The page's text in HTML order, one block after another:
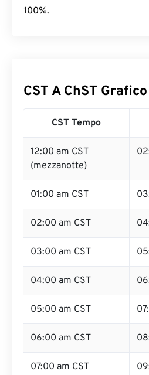
100%.
CST A ChST Grafico
CST Tempo
12:00 am CST
(mezzanotte)
01:00 am CST
02:00 am CST
03:00 am CST
04:00 am CST
05:00 am CST
06:00 am CST
07:00 am CST